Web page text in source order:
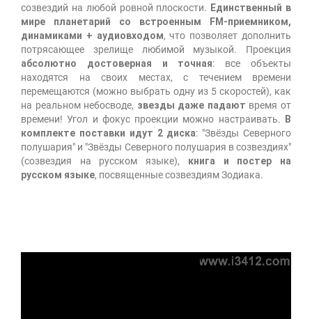
созвездий на любой ровной плоскости.
Единственный в
мире планетарий со встроенным FM-приемником,
динамиками + аудиовходом, что позволяет дополнить
потрясающее зрелище любимой музыкой. Проекция
абсолютно достоверная и точная: все объекты
находятся на своих местах, с течением времени
перемещаются (можно выбрать одну из 5 скоростей), как
на реальном небосводе, звезды даже падают время от
времени! Угол и фокус проекции можно настраивать.
В
комплекте поставки идут 2 диска: "Звёзды Северного
полушария" и "Звёзды Северного полушария в созвездиях"
(созвездия на русском языке), книга и постер на
русском языке, посвященные созвездиям Зодиака.